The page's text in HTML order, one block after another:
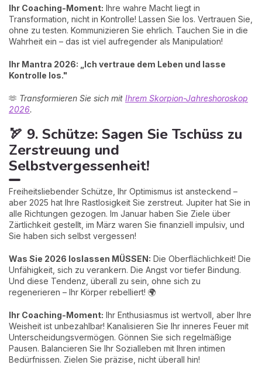
Ihr Coaching-Moment: Ihre wahre Macht liegt in
Transformation, nicht in Kontrolle! Lassen Sie los. Vertrauen Sie,
ohne zu testen. Kommunizieren Sie ehrlich. Tauchen Sie in die
Wahrheit ein – das ist viel aufregender als Manipulation!
Ihr Mantra 2026: „Ich vertraue dem Leben und lasse
Kontrolle los."
🫶 Transformieren Sie sich mit Ihrem Skorpion-Jahreshoroskop
2026.
🏹 9. Schütze: Sagen Sie Tschüss zu
Zerstreuung und
Selbstvergessenheit!
Freiheitsliebender Schütze, Ihr Optimismus ist ansteckend –
aber 2025 hat Ihre Rastlosigkeit Sie zerstreut. Jupiter hat Sie in
alle Richtungen gezogen. Im Januar haben Sie Ziele über
Zärtlichkeit gestellt, im März waren Sie finanziell impulsiv, und
Sie haben sich selbst vergessen!
Was Sie 2026 loslassen MÜSSEN: Die Oberflächlichkeit! Die
Unfähigkeit, sich zu verankern. Die Angst vor tiefer Bindung.
Und diese Tendenz, überall zu sein, ohne sich zu
regenerieren – Ihr Körper rebelliert! 🌍
Ihr Coaching-Moment: Ihr Enthusiasmus ist wertvoll, aber Ihre
Weisheit ist unbezahlbar! Kanalisieren Sie Ihr inneres Feuer mit
Unterscheidungsvermögen. Gönnen Sie sich regelmäßige
Pausen. Balancieren Sie Ihr Sozialleben mit Ihren intimen
Bedürfnissen. Zielen Sie präzise, nicht überall hin!